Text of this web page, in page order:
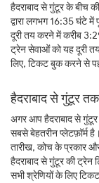
हैदराबाद से गुंटूर के बीच
द्वारा लगभग 16:35 घंटे
दूरी तय करने में करीब
ट्रेन सेवाओं को यह दूरी
लिए, टिकट बुक करने से
हैदराबाद से गुंटूर
अगर आप हैदराबाद से
सबसे बेहतरीन प्लेटफ़ॉर्म
तारीख, कोच के प्रकार
हैदराबाद से गुंटूर की
सभी श्रेणियों के लिए